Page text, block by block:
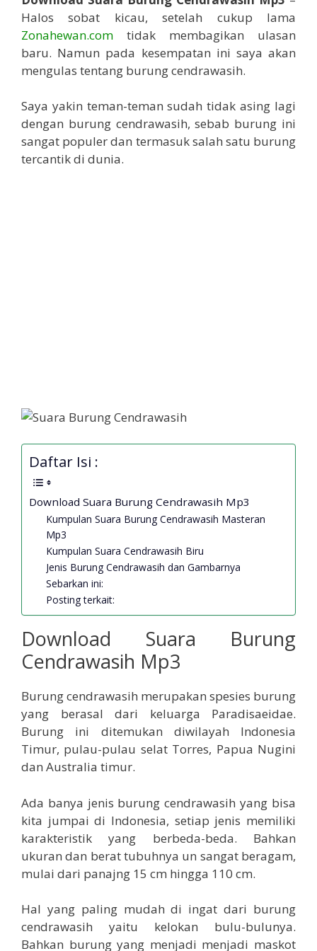
Halos sobat kicau, setelah cukup lama
Zonahewan.com tidak membagikan ulasan
baru. Namun pada kesempatan ini saya akan
mengulas tentang burung cendrawasih.
Saya yakin teman-teman sudah tidak asing lagi
dengan burung cendrawasih, sebab burung ini
sangat populer dan termasuk salah satu burung
tercantik di dunia.
Daftar Isi :
Download Suara Burung Cendrawasih Mp3
Kumpulan Suara Burung Cendrawasih Masteran
Mp3
Kumpulan Suara Cendrawasih Biru
Jenis Burung Cendrawasih dan Gambarnya
Sebarkan ini:
Posting terkait:
Download Suara Burung
Cendrawasih Mp3
Burung cendrawasih merupakan spesies burung
yang berasal dari keluarga Paradisaeidae.
Burung ini ditemukan diwilayah Indonesia
Timur, pulau-pulau selat Torres, Papua Nugini
dan Australia timur.
Ada banya jenis burung cendrawasih yang bisa
kita jumpai di Indonesia, setiap jenis memiliki
karakteristik yang berbeda-beda. Bahkan
ukuran dan berat tubuhnya un sangat beragam,
mulai dari panajng 15 cm hingga 110 cm.
Hal yang paling mudah di ingat dari burung
cendrawasih yaitu kelokan bulu-bulunya.
Bahkan burung yang menjadi menjadi maskot